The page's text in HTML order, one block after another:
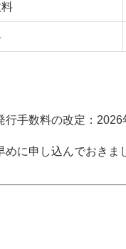
行手数料の改定：
めに申し込んでおきま